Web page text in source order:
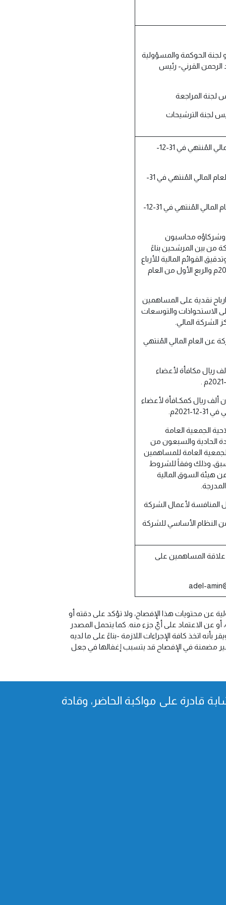
لجنة الحوكمة والمسؤولية
الرحمن القرني- رئيس
لجنة الترشيحات
1. الموافقة على القوائم المالية للشركة عن العام المالي المُنتهي في 31-12-
2. الموافقة على تقرير مُراجع حسابات الشركة عن العام المالي المُنتهي في 31-
3. الموافقة على تقرير مجلس إدارة الشركة عن العام المالي المُنتهي في 31-12-
وشركاؤه محاسبون
من بين المرشحين بناءً
القوائم المالية للأرباع
(الثاني والثالث والرابع والسنوي) من العام المالي 2022م والربع الأول من العام
نقدية على المساهمين
في 31/12/2021م للتركيز على الاستحواذات والتوسعات
الشركة المالي.
عن العام المالي المُنتهي
(900.000) تسعمائة ألف ريال مكافأة لأعضاء
(180.000) مائة وثمانون ألف ريال كمكـافأة لأعضاء
2021م.
الجمعية العامة
الوارد في الفقرة (1) من المادة الحادية والسبعون من
العامة للمساهمين
وذلك وفقاً للشروط
هيئة السوق المالية
(17) السابعة عشر من النظام الأساسي للشركة
المساهمين على
عن محتويات هذا الإفصاح، ولا تؤكد على دقته أو
عن الاعتماد على أيّ جزء منه. كما يتحمل المصدر
اتخذ كافة الإجراءات اللازمة -بناءً على ما لديه
مضمنة في الإفصاح قد يتسبب إغفالها في جعل
قادرة على مواكبة الحاضر، وقادة